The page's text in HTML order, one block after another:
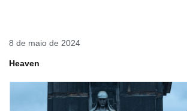
8 de maio de 2024
Heaven